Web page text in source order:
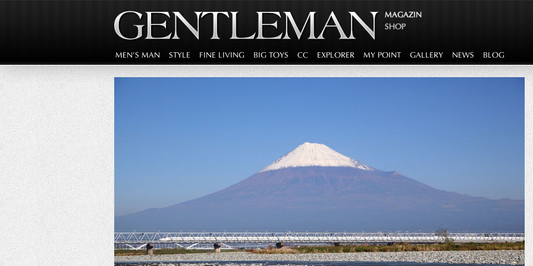
MAGAZIN
SHOP
MEN'S MAN STYLE FINE LIVING BIG TOYS CC EXPLORER MY POINT GALLERY NEWS BLOG